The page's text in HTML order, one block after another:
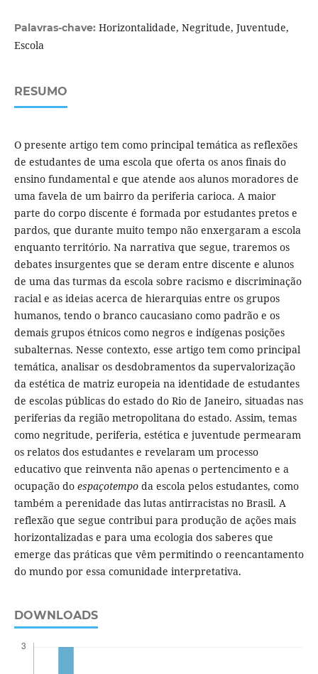
Palavras-chave: Horizontalidade, Negritude, Juventude,
Escola
RESUMO
O presente artigo tem como principal temática as reflexões
de estudantes de uma escola que oferta os anos finais do
ensino fundamental e que atende aos alunos moradores de
uma favela de um bairro da periferia carioca. A maior
parte do corpo discente é formada por estudantes pretos e
pardos, que durante muito tempo não enxergaram a escola
enquanto território. Na narrativa que segue, traremos os
debates insurgentes que se deram entre discente e alunos
de uma das turmas da escola sobre racismo e discriminação
racial e as ideias acerca de hierarquias entre os grupos
humanos, tendo o branco caucasiano como padrão e os
demais grupos étnicos como negros e indígenas posições
subalternas. Nesse contexto, esse artigo tem como principal
temática, analisar os desdobramentos da supervalorização
da estética de matriz europeia na identidade de estudantes
de escolas públicas do estado do Rio de Janeiro, situadas nas
periferias da região metropolitana do estado. Assim, temas
como negritude, periferia, estética e juventude permearam
os relatos dos estudantes e revelaram um processo
educativo que reinventa não apenas o pertencimento e a
ocupação do espaçotempoda escola pelos estudantes, como
também a perenidade das lutas antirracistas no Brasil. A
reflexão que segue contribui para produção de ações mais
horizontalizadas e para uma ecologia dos saberes que
emerge das práticas que vêm permitindo o reencantamento
do mundo por essa comunidade interpretativa.
DOWNLOADS